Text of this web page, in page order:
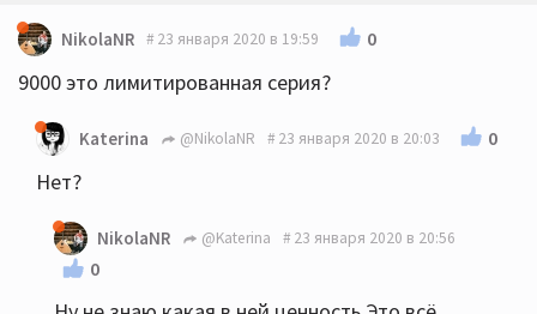
NikolaNR 23 января 2020 в 19:59 0
9000 это лимитированная серия?
Katerina @NikolaNR 23 января 2020 в 20:03 0
Нет?
NikolaNR @Katerina 23 января 2020 в 20:56
0